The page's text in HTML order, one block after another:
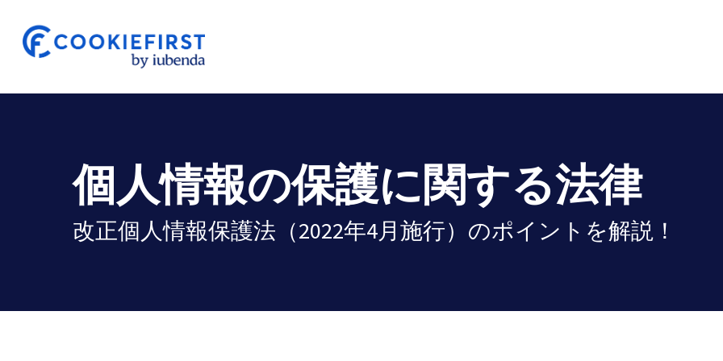
個人情報の保護に関する法律
改正個人情報保護法（2022年4月施行）のポイントを解説！